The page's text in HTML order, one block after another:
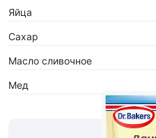
Яйца
Сахар
Масло сливочное
Мед